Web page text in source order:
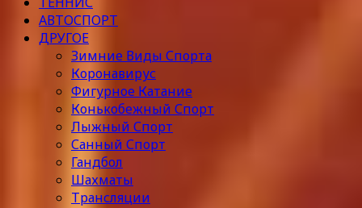
АВТОСПОРТ
ДРУГОЕ
Зимние Виды Спорта
Коронавирус
Фигурное Катание
Конькобежный Спорт
Лыжный Спорт
Санный Спорт
Гандбол
Шахматы
Трансляции